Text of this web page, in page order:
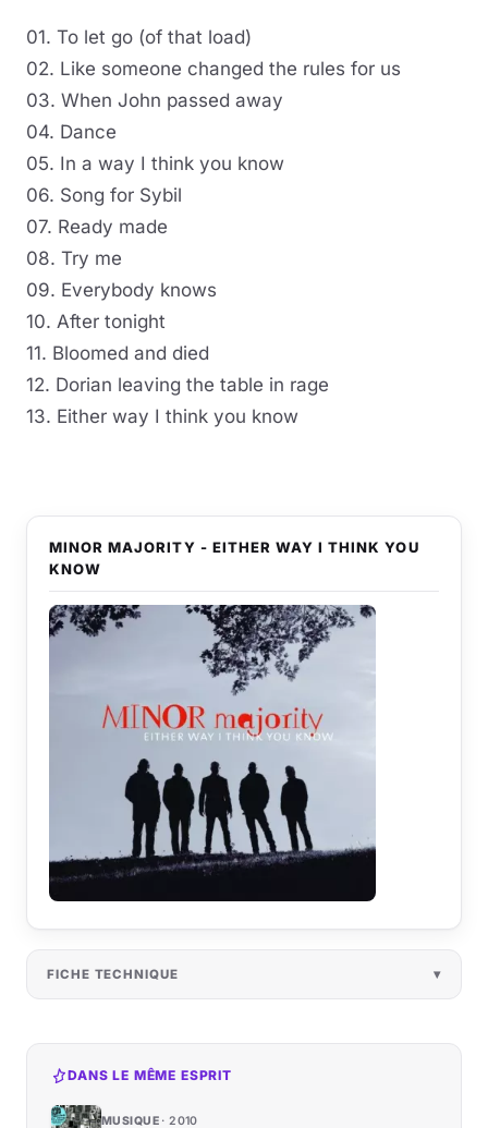
01. To let go (of that load)
02. Like someone changed the rules for us
03. When John passed away
04. Dance
05. In a way I think you know
06. Song for Sybil
07. Ready made
08. Try me
09. Everybody knows
10. After tonight
11. Bloomed and died
12. Dorian leaving the table in rage
13. Either way I think you know
MINOR MAJORITY - EITHER WAY I THINK YOU
KNOW
FICHE TECHNIQUE
DANS LE MÊME ESPRIT
MUSIQUE 2010